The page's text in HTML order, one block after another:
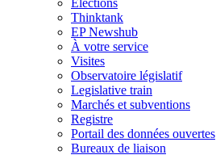
Élections
Thinktank
EP Newshub
À votre service
Visites
Observatoire législatif
Legislative train
Marchés et subventions
Registre
Portail des données ouvertes
Bureaux de liaison